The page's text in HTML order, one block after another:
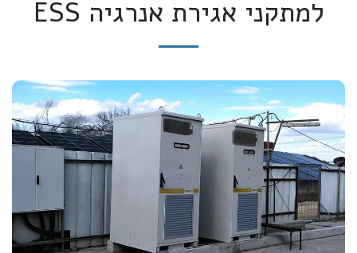
למתקני אגירת אנרגיה ESS